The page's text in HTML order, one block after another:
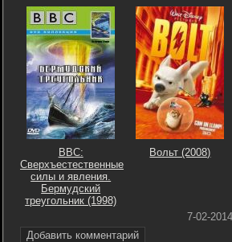
BBC:
Сверхъестественные
силы и явления.
Бермудский
треугольник (1998)
Вольт (2008)
Добавить комментарий
7-02-